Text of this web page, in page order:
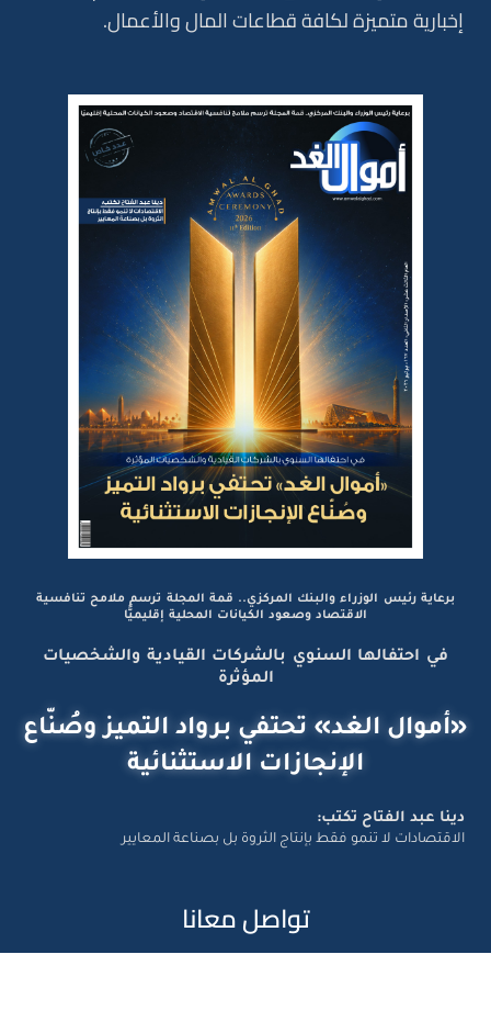
إخبارية متميزة لكافة قطاعات المال والأعمال.
برعاية رئيس الوزراء والبنك المركزي.. قمة المجلة ترسم ملامح تنافسية
الاقتصاد وصعود الكيانات المحلية إقليميًّا
في احتفالها السنوي بالشركات القيادية والشخصيات
المؤثرة
«أموال الغد» تحتفي برواد التميز وصُنّاع
الإنجازات الاستثنائية
دينا عبد الفتاح تكتب:
الاقتصادات لا تنمو فقط بإنتاج الثروة بل بصناعة المعايير
تواصل معانا